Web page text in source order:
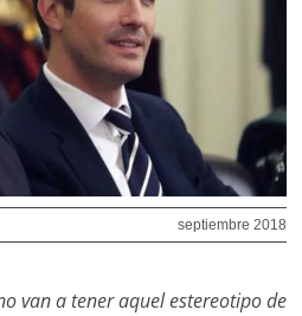
septiembre 2018
van a tener aquel estereotipo de